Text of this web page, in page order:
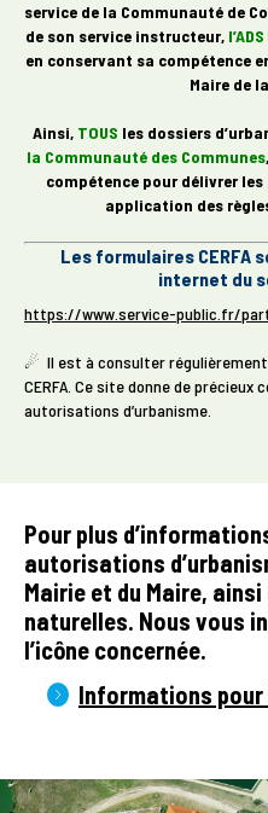
service de la Communauté de
de son service instructeur,
en conservant sa compétence
Maire de
Ainsi, TOUS les dossiers
la Communauté des Communes
compétence pour délivrer
application des
Les formulaires CERFA
internet du
https://www.service-public.fr/
☄ Il est à consulter régulièrement
CERFA. Ce site donne de
autorisations d’urbanisme.
Pour plus
autorisations
Mairie et du Maire,
naturelles. Nous vous
l’icône concernée.
Informations pour